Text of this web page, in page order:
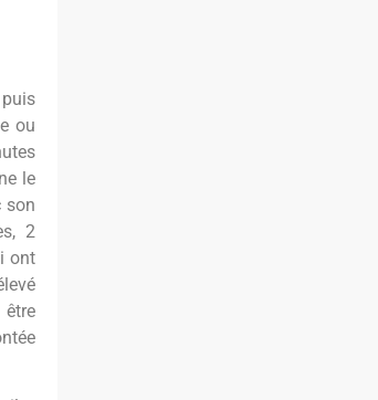
ou
le
son
2
ont